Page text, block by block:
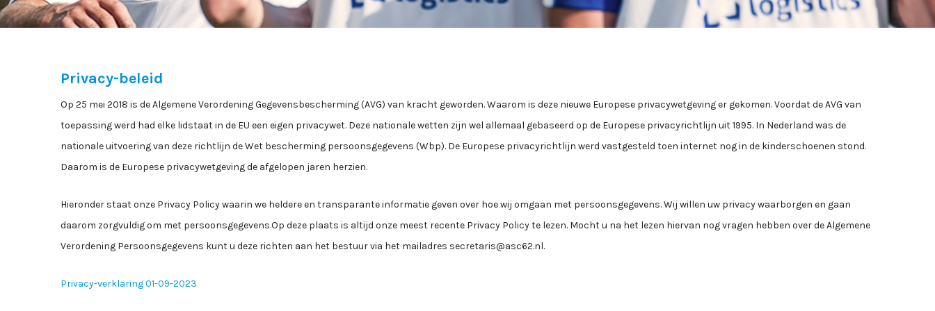
Privacy-beleid
Op 25 mei 2018 is de Algemene Verordening Gegevensbescherming (AVG) van kracht geworden. Waarom is deze nieuwe Europese privacywetgeving er gekomen. Voordat de AVG van
toepassing werd had elke lidstaat in de EU een eigen privacywet. Deze nationale wetten zijn wel allemaal gebaseerd op de Europese privacyrichtlijn uit 1995. In Nederland was de
nationale uitvoering van deze richtlijn de Wet bescherming persoonsgegevens (Wbp). De Europese privacyrichtlijn werd vastgesteld toen internet nog in de kinderschoenen stond.
Daarom is de Europese privacywetgeving de afgelopen jaren herzien.
Hieronder staat onze Privacy Policy waarin we heldere en transparante informatie geven over hoe wij omgaan met persoonsgegevens. Wij willen uw privacy waarborgen en gaan
daarom zorgvuldig om met persoonsgegevens.Op deze plaats is altijd onze meest recente Privacy Policy te lezen. Mocht u na het lezen hiervan nog vragen hebben over de Algemene
Verordening Persoonsgegevens kunt u deze richten aan het bestuur via het mailadres secretaris@asc62.nl.
Privacy-verklaring 01-09-2023